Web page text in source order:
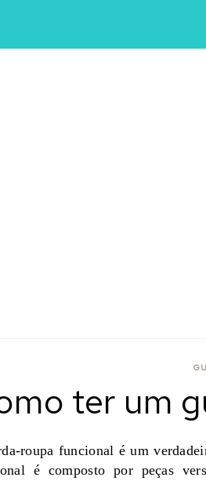
ter um
roupa funcional é um
é composto por peças